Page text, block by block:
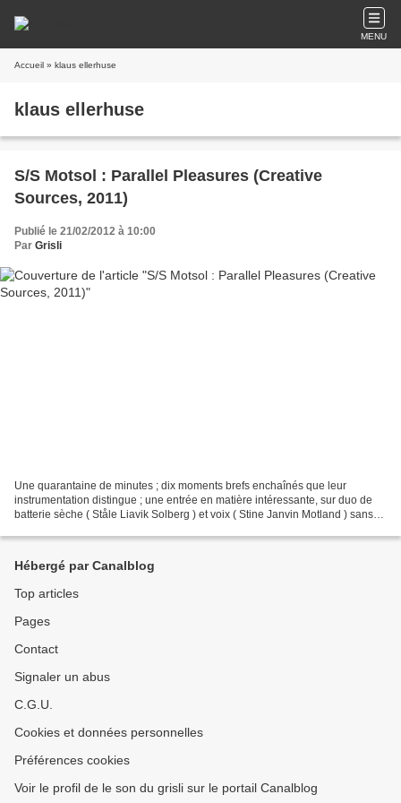
MENU
Accueil » klaus ellerhuse
klaus ellerhuse
S/S Motsol : Parallel Pleasures (Creative
Sources, 2011)
Publié le 21/02/2012 à 10:00
Par Grisli
Une quarantaine de minutes ; dix moments brefs enchaînés que leur
instrumentation distingue ; une entrée en matière intéressante, sur duo de
batterie sèche ( Ståle Liavik Solberg ) et voix ( Stine Janvin Motland ) sans
Hébergé par Canalblog
Top articles
Pages
Contact
Signaler un abus
C.G.U.
Cookies et données personnelles
Préférences cookies
Voir le profil de le son du grisli sur le portail Canalblog